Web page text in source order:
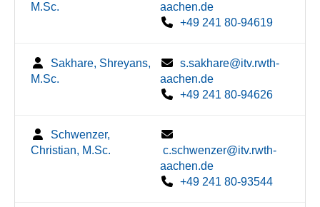
M.Sc.
aachen.de
+49 241 80-94619
Sakhare, Shreyans,
M.Sc.
s.sakhare@itv.rwth-
aachen.de
+49 241 80-94626
Schwenzer,
Christian, M.Sc.
c.schwenzer@itv.rwth-
aachen.de
+49 241 80-93544